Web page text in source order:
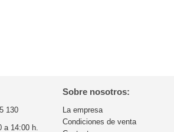
130
a 14:00 h.
Sobre nosotros:
La empresa
Condiciones de venta